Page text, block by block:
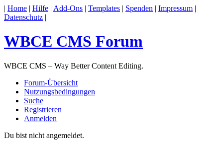
| Home | Hilfe | Add-Ons | Templates | Spenden | Impressum |
Datenschutz |
WBCE CMS Forum
WBCE CMS – Way Better Content Editing.
Forum-Übersicht
Nutzungsbedingungen
Suche
Registrieren
Anmelden
Du bist nicht angemeldet.